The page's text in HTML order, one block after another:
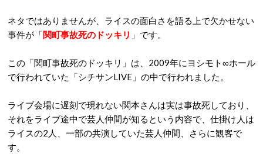
ネタではありませんが、ライスの面白さを語る上で欠かせない
事件が「関町事故死のドッキリ 」です。
この「関町事故死のドッキリ」は、2009年にヨシモト∞ホール
で行われていた「シチサンLIVE」の中で行われました。
ライブ会場に遅刻で現れない関本さんは実は事故死しており、
それをライブ途中で芸人仲間が知るという内容で、仕掛け人は
ライスの2人、一部の共演していた芸人仲間、さらに観客で
す。